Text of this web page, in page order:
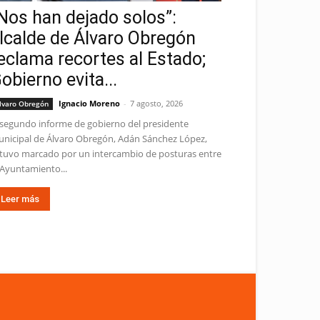
han dejado solos”:
de Álvaro Obregón
recortes al Estado;
evita...
Obregón Ignacio Moreno - 7 agosto, 2026
informe de gobierno del presidente
de Álvaro Obregón, Adán Sánchez López,
marcado por un intercambio de posturas entre
Leer más